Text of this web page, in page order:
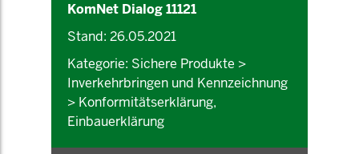
KomNet Dialog 11121
Stand: 26.05.2021
Kategorie: Sichere Produkte >
Inverkehrbringen und Kennzeichnung
> Konformitätserklärung,
Einbauerklärung